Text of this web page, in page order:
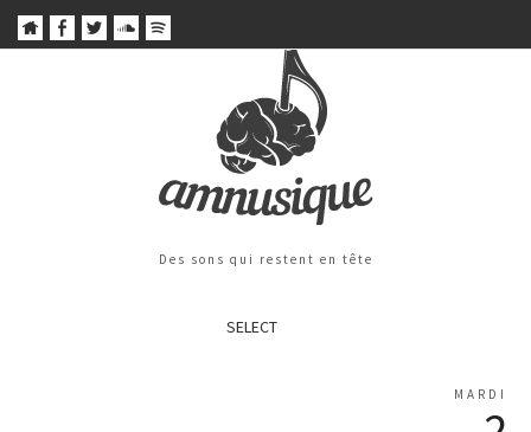
Des sons qui restent en tête
SELECT
MARDI